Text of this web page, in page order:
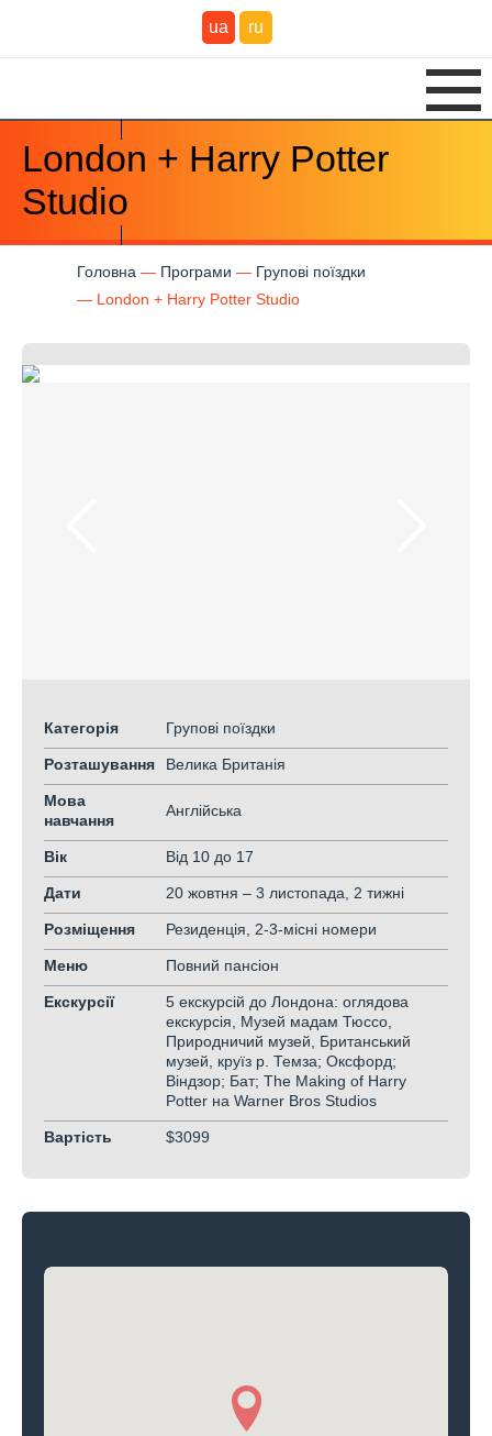
ua ru
London + Harry Potter
Studio
Головна Програми
Групові поїздки
London + Harry Potter Studio
Категорія Групові поїздки
Розташування Велика Британія
Мова
навчання
Англійська
Вік Від 10 до 17
Дати 20 жовтня – 3 листопада, 2 тижні
Розміщення Резиденція, 2-3-місні номери
Меню Повний пансіон
Екскурсії
5 екскурсій до Лондона: оглядова
екскурсія, Музей мадам Тюссо,
Природничий музей, Британський
музей, круїз р. Темза; Оксфорд;
Віндзор; Бат; The Making of Harry
Potter на Warner Bros Studios
Вартість $3099